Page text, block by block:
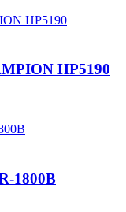
HP5190
1800В